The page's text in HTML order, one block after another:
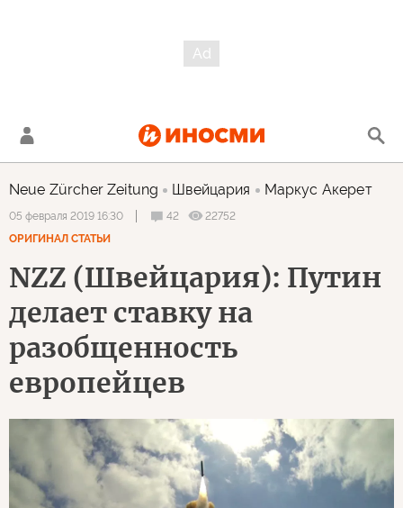
Neue Zürcher Zeitung Швейцария Маркус Акерет
05 февраля 2019 16:30 42
22752
ОРИГИНАЛ СТАТЬИ
NZZ (Швейцария): Путин
делает ставку на
разобщенность
европейцев